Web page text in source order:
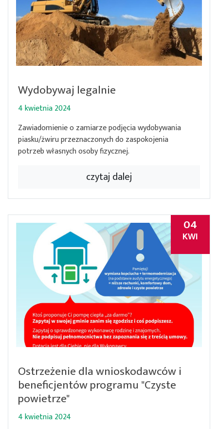
Wydobywaj legalnie
4 kwietnia 2024
Zawiadomienie o zamiarze podjęcia wydobywania
piasku/żwiru przeznaczonych do zaspokojenia
potrzeb własnych osoby fizycznej.
czytaj dalej
04
KWI
Ostrzeżenie dla wnioskodawców i
beneficjentów programu "Czyste
powietrze"
4 kwietnia 2024